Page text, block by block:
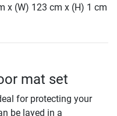
x (W) 123 cm x (H) 1 cm
mat set
for protecting your
be layed in a